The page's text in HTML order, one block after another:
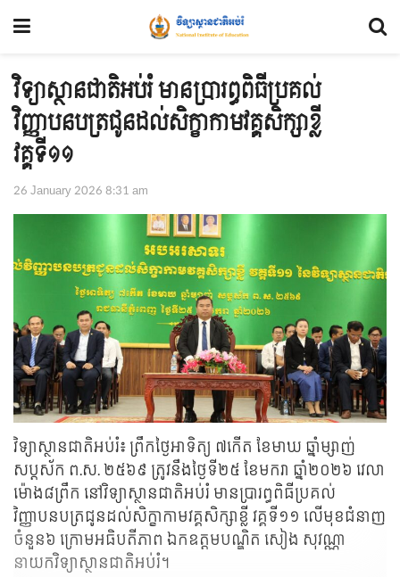
វិទ្យាស្ថានជាតិអប់រំ មានប្រារព្ធពិធីប្រគល់
វិញ្ញាបនបត្រជូនដល់សិក្ខាកាមវគ្គសិក្សាខ្លី
វគ្គទី១១
26 January 2026 8:31 am
វិទ្យាស្ថានជាតិអប់រំ៖ ព្រឹកថ្ងៃអាទិត្យ ៧កើត ខែមាឃ ឆ្នាំម្សាញ់
សប្តស័ក ព.ស. ២៥៦៩ ត្រូវនឹងថ្ងៃទី២៥ ខែមករា ឆ្នាំ២០២៦ វេលា
ម៉ោង៨ព្រឹក នៅវិទ្យាស្ថានជាតិអប់រំ មានប្រារព្ធពិធីប្រគល់
វិញ្ញាបនបត្រជូនដល់សិក្ខាកាមវគ្គសិក្សាខ្លី វគ្គទី១១ លើមុខជំនាញ
ចំនួន៦ ក្រោមអធិបតីភាព ឯកឧត្តមបណ្ឌិត សៀង សុវណ្ណា
នាយកវិទ្យាស្ថានជាតិអប់រំ។